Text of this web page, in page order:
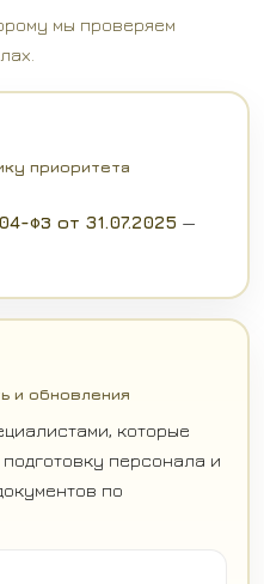
мы проверяем
приоритета
ФЗ от 31.07.2025 —
и обновления
которые
персонала и
по